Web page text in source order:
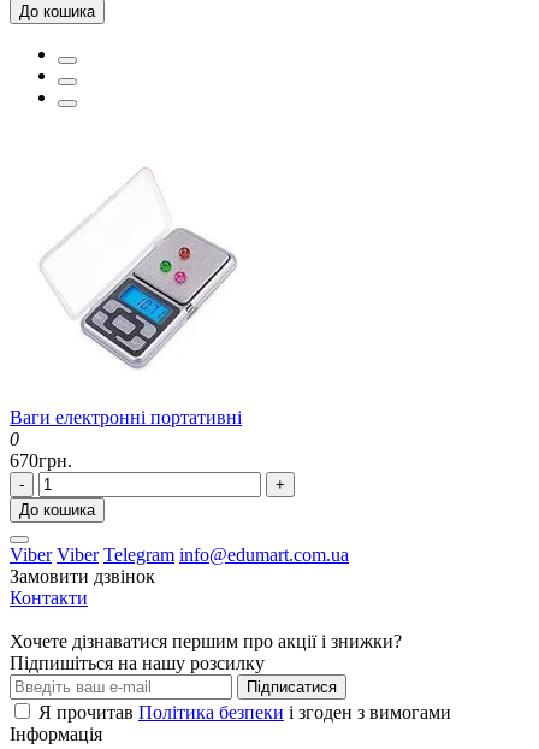
До кошика
Ваги електронні портативні
0
670грн.
-
+
До кошика
Viber Viber Telegram info@edumart.com.ua
Замовити дзвінок
Контакти
Хочете дізнаватися першим про акції і знижки?
Підпишіться на нашу розсилку
Підписатися
Я прочитав Політика безпеки і згоден з вимогами
Інформація